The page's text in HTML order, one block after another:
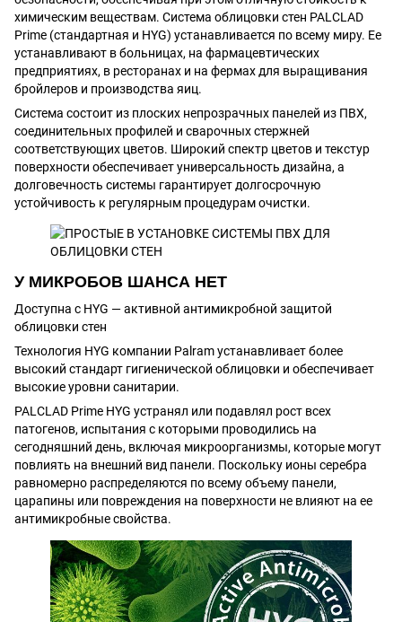
химическим веществам. Система облицовки стен PALCLAD
Prime (стандартная и HYG) устанавливается по всему миру. Ее
устанавливают в больницах, на фармацевтических
предприятиях, в ресторанах и на фермах для выращивания
бройлеров и производства яиц.
Система состоит из плоских непрозрачных панелей из ПВХ,
соединительных профилей и сварочных стержней
соответствующих цветов. Широкий спектр цветов и текстур
поверхности обеспечивает универсальность дизайна, а
долговечность системы гарантирует долгосрочную
устойчивость к регулярным процедурам очистки.
У МИКРОБОВ ШАНСА НЕТ
Доступна с HYG ― активной антимикробной защитой
облицовки стен
Технология HYG компании Palram устанавливает более
высокий стандарт гигиенической облицовки и обеспечивает
высокие уровни санитарии.
PALCLAD Prime HYG устранял или подавлял рост всех
патогенов, испытания с которыми проводились на
сегодняшний день, включая микроорганизмы, которые могут
повлиять на внешний вид панели. Поскольку ионы серебра
равномерно распределяются по всему объему панели,
царапины или повреждения на поверхности не влияют на ее
антимикробные свойства.